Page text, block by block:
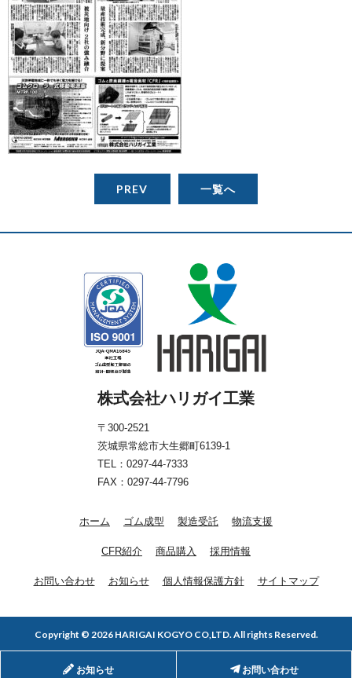
PREV 一覧へ
株式会社ハリガイ工業
〒300-2521
茨城県常総市大生郷町6139-1
TEL： 0297-44-7333
FAX：0297-44-7796
ホーム ゴム成型 製造受託 物流支援
CFR紹介 商品購入 採用情報
お問い合わせ お知らせ 個人情報保護方針 サイトマップ
Copyright © 2026 HARIGAI KOGYO CO,LTD. All rights Reserved.
お知らせ お問い合わせ